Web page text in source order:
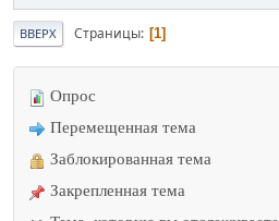
ВВЕРХ Страницы 1
Опрос
Перемещенная тема
Заблокированная тема
Закрепленная тема